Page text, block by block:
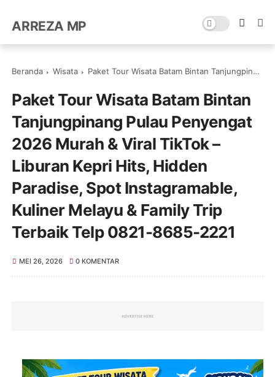
ARREZA MP
Beranda Wisata Paket Tour Wisata Batam Bintan Tanjungpinang Pulau Penyengat 2026 Murah & Viral TikTok – Liburan Kepri Hits, Hidden Paradise, Spot Instagramable, Kuliner Melayu & Family Trip Terbaik Telp 0821-8685-2221
Paket Tour Wisata Batam Bintan
Tanjungpinang Pulau Penyengat
2026 Murah & Viral TikTok –
Liburan Kepri Hits, Hidden
Paradise, Spot Instagramable,
Kuliner Melayu & Family Trip
Terbaik Telp 0821-8685-2221
MEI 26, 2026 0 KOMENTAR